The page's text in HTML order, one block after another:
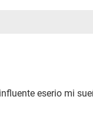
eserio mi